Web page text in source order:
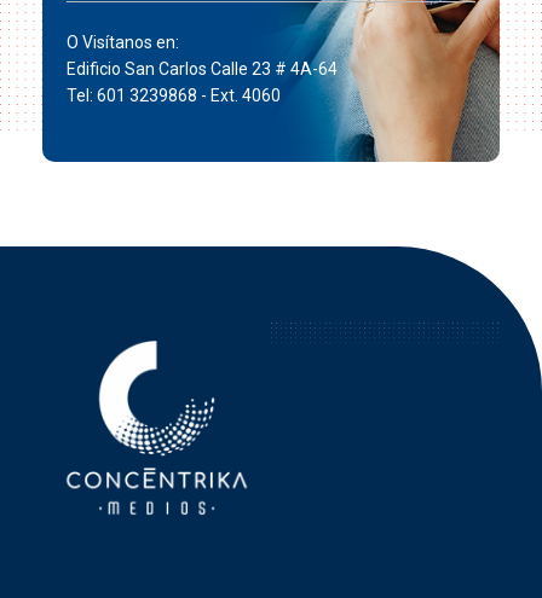
O Visítanos en:
Edificio San Carlos Calle 23 # 4A-64
Tel: 601 3239868 - Ext. 4060